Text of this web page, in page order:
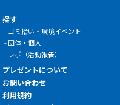
探す
ゴミ拾い・環境イベント
団体・個人
レポ（活動報告）
プレゼントについて
お問い合わせ
利用規約